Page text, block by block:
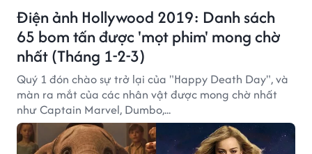
Điện ảnh Hollywood 2019: Danh sách
65 bom tấn được 'mọt phim' mong chờ
nhất (Tháng 1-2-3)
Quý 1 đón chào sự trở lại của "Happy Death Day", và
màn ra mắt của các nhân vật được mong chờ nhất
như Captain Marvel, Dumbo,...